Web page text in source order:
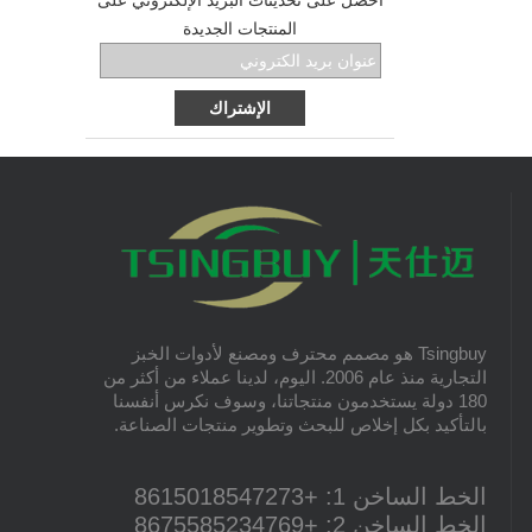
حجم صينية الخبز التي يجب اختيارها؟ ما الذي يجب
أن نلاحظه بين صواني الخبز ذات الأحجام المختلفة ،
حتى نتمكن من اختيار الأفضل والأنسب ، أو اختيار
مجموعة من صواني الخبز بأحجام مختلفة ، للوصول
إلى أفضل أداء للخبز وأعلى كفاءة للخبز ، وتوفير
التكلفة لدفن المزيد من الصواني وتوفير العمالة
بقدر الإمكان.
ما هو البيتزا الخبز Cordierite ستون ومزاياها؟
في هذا المقطع ، سنطلعك على مزايا حجر البيتزا
للخبز المتدرج إلى صينية البيتزا للخبز المعدني.
أنواع الكعكة الأكثر شعبية
الكيك الأكثر شعبية هي كيك فنغ كيك ، سبونج كيك
نكهات مختلفة من الخبز اللذيذ
الخبز دائمًا يجب أن يكون طعامًا لوجبة إفطار رائعة
وشاي بعد الظهر. هنا نقدم 10 أنواع من الخبز الأكثر
شعبية في جميع أنحاء العالم.
ما هو بيكر كوش وكيفية استخدامها
هنا نقدم لك أحد الركاب من الشركة المصنعة لخبز
الخبز ، وسنقوم بمشاركة المعلومات
والاستخدامات الخاصة بكعكة الخبز للكتان
المصنوعة من الكتان ، والتي تعد من المواد
المنتجات الجديدة
Tsingbuy هو مصمم محترف ومصنع لأدوات الخبز
التجارية منذ عام 2006. اليوم، لدينا عملاء من أكثر من
180 دولة يستخدمون منتجاتنا، وسوف نكرس أنفسنا
بالتأكيد بكل إخلاص للبحث وتطوير منتجات الصناعة.
الخط الساخن 1: +8615018547273
الخط الساخن 2: +8675585234769